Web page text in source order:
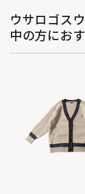
ウサロゴス
中の方にお